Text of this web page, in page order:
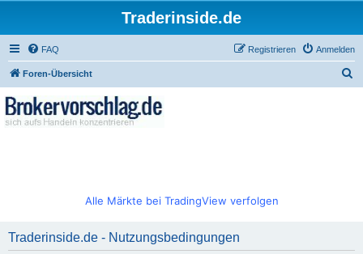
Traderinside.de
FAQ Anmelden
Registrieren
Foren-Übersicht
Alle Märkte bei TradingView verfolgen
Traderinside.de - Nutzungsbedingungen